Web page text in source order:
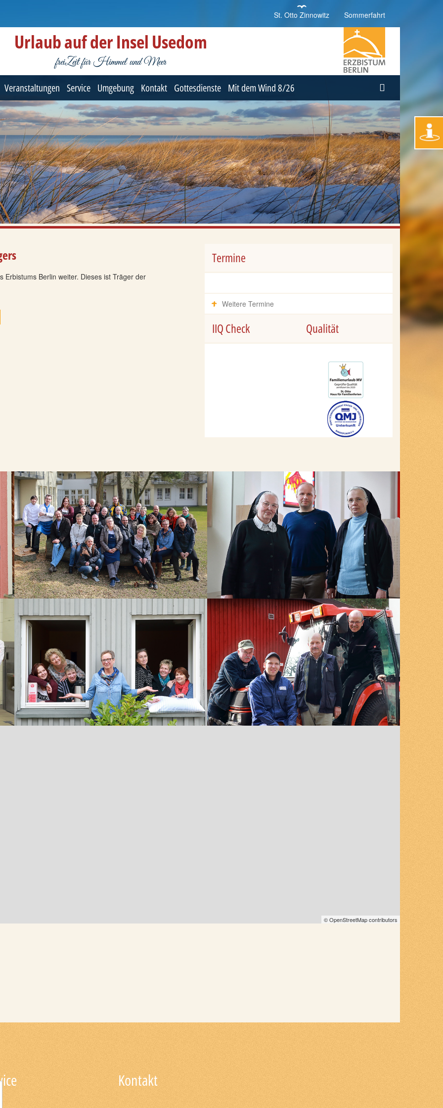
Sommerfahrt
St. Otto Zinnowitz
Urlaub auf der Insel Usedom
freiZeit für Himmel und Meer
Veranstaltungen Service Umgebung Kontakt Gottesdienste Mit dem Wind 8/26
Berlin weiter. Dieses ist Träger der
Termine
Weitere Termine
IIQ Check Qualität
© OpenStreetMap contributors
Kontakt